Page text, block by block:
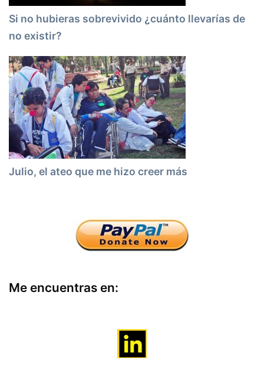
Si no hubieras sobrevivido ¿cuánto llevarías de
no existir?
Julio, el ateo que me hizo creer más
Me encuentras en: